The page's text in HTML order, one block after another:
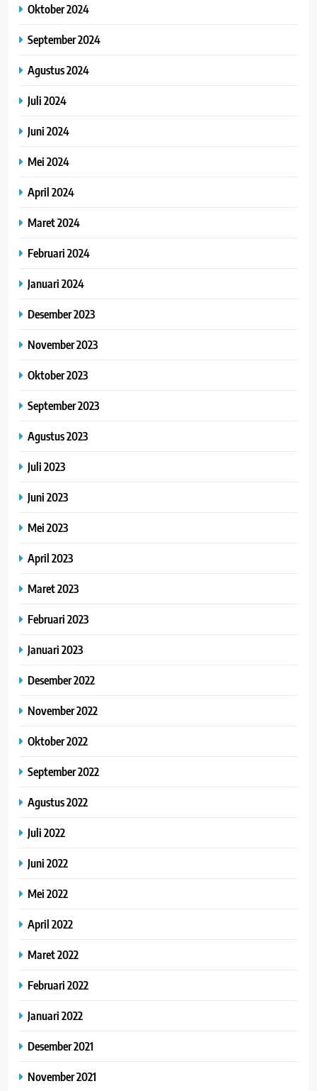
Oktober 2024
September 2024
Agustus 2024
Juli 2024
Juni 2024
Mei 2024
April 2024
Maret 2024
Februari 2024
Januari 2024
Desember 2023
November 2023
Oktober 2023
September 2023
Agustus 2023
Juli 2023
Juni 2023
Mei 2023
April 2023
Maret 2023
Februari 2023
Januari 2023
Desember 2022
November 2022
Oktober 2022
September 2022
Agustus 2022
Juli 2022
Juni 2022
Mei 2022
April 2022
Maret 2022
Februari 2022
Januari 2022
Desember 2021
November 2021